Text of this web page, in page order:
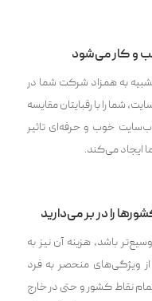
و کار می‌شود
به همزاد شرکت شما در
شما را با رقبایتان مقایسه
خوب و حرفه‌ای تاثیر
ایجاد می‌کند.
را در بر می‌دارید
باشد، هزینه آن نیز به
ویژگی‌های منحصر به فرد
نقاط کشور و حتی در خارج